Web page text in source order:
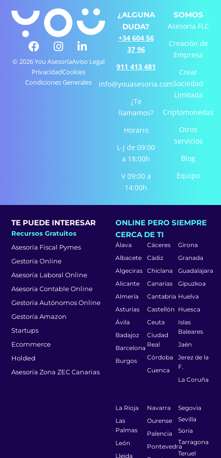
¿ALGUNA
DUDA?
+34 604 56
37 96
911 413 481
info@youasesoria.com
¿Te
llamamos?
Horario
L-J de 09:00
a 18:00h
V 09:00 a
14:00h
F
a
c
e
b
I
n
s
t
a
L
i
n
k
e
© 2026 You AsesoríaAviso Legal
PrivacidadCookies
Condiciones Generales
SOMOS
Asesoria FLC
Creación de
Empresa
Crear
Sociedad
Limitada
Criptomonedas
Otros
servicios
Blog
Equipo
TE PUEDE INTERESAR
Recursos Gratuitos
Asesoría Fiscal Pymes
Gestoría Online
Asesoría Laboral Online
Asesoría Contable Online
Gestoría Autónomos Online
Gestoría Amazon
Startups
Ecommerce
Holded
Asesoría Zona ZEC Canarias
ONLINE PERO SIEMPRE
CERCA DE TI
Álava
Albacete
Algeciras
Alicante
Almería
Asturias
Ávila
Badajoz
Barcelona
Burgos
Cáceres
Cádiz
Chiclana
Canarias
Cantabria
Castellón
Ceuta
Ciudad
Real
Córdoba
Cuenca
Girona
Granada
Guadalajara
Gipuzkoa
Huelva
Huesca
Islas
Baleares
Jaén
Jerez de la
F.
La Coruña
La Rioja
Las
Palmas
León
Lleida
Navarra
Ourense
Palencia
Pontevedra
Segovia
Sevilla
Soria
Tarragona
Teruel